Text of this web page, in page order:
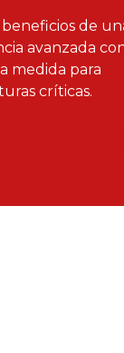
de
avanzada
medida para
críticas.